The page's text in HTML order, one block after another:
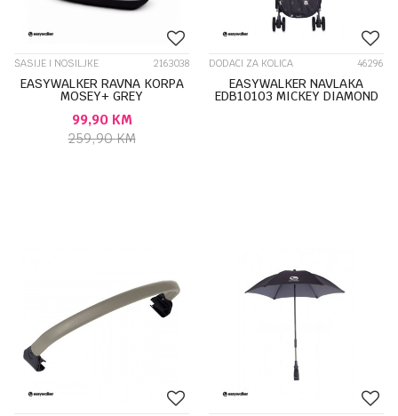
ŠASIJE I NOSILJKE 2163038
EASYWALKER RAVNA KORPA
MOSEY+ GREY
99,90 KM
259,90KM
DODACI ZA KOLICA 46296
EASYWALKER NAVLAKA
EDB10103 MICKEY DIAMOND